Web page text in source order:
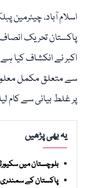
اسلام آباد، چیئرمین
پاکستان تحریک
اکبر نے انکشاف کیا
سے متعلق مکمل
پر غلط بیانی سے کام
یہ بھی پڑھیں
بلوچستان میں سکیورٹی فورسز
پاکستان کے سمندری